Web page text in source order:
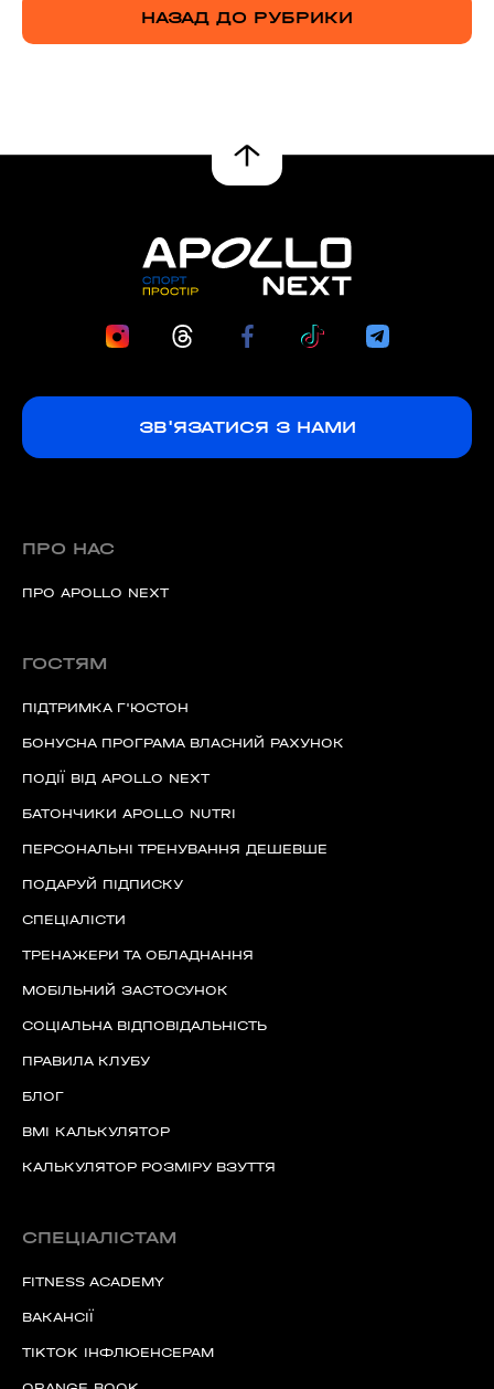
НАЗАД ДО РУБРИКИ
ЗВ'ЯЗАТИСЯ З НАМИ
ПРО НАС
ПРО APOLLO NEXT
ГОСТЯМ
ПІДТРИМКА Г'ЮСТОН
БОНУСНА ПРОГРАМА ВЛАСНИЙ РАХУНОК
ПОДІЇ ВІД APOLLO NEXT
БАТОНЧИКИ APOLLO NUTRI
ПЕРСОНАЛЬНІ ТРЕНУВАННЯ ДЕШЕВШЕ
ПОДАРУЙ ПІДПИСКУ
СПЕЦІАЛІСТИ
ТРЕНАЖЕРИ ТА ОБЛАДНАННЯ
МОБІЛЬНИЙ ЗАСТОСУНОК
СОЦІАЛЬНА ВІДПОВІДАЛЬНІСТЬ
ПРАВИЛА КЛУБУ
БЛОГ
BMI КАЛЬКУЛЯТОР
КАЛЬКУЛЯТОР РОЗМІРУ ВЗУТТЯ
СПЕЦІАЛІСТАМ
FITNESS ACADEMY
ВАКАНСІЇ
TIKTOK ІНФЛЮЕНСЕРАМ